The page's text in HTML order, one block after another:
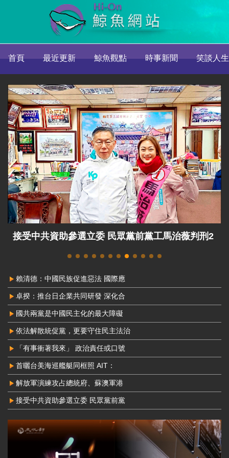
首頁 最近更新 鯨魚觀點 時事新聞 笑談人生
接受中共資助參選立委 民眾黨前黨工馬治薇判刑2
賴清德：中國民族促進惡法 國際應
卓揆：推台日企業共同研發 深化合
國共兩黨是中國民主化的最大障礙
依法解散統促黨，更要守住民主法治
「有事衝著我來」 政治責任或口號
首曬台美海巡艦艇同框照 AIT：
解放軍演練攻占總統府、蘇澳軍港
接受中共資助參選立委 民眾黨前黨